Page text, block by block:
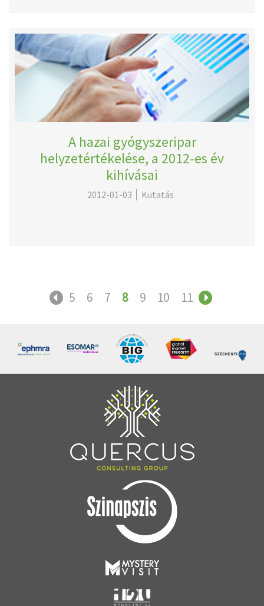
A hazai gyógyszeripar
helyzetértékelése, a 2012-es év
kihívásai
2012-01-03 Kutatás
5 6 7 8 9 10 11